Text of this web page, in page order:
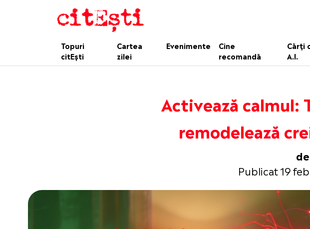
Topuri
citEști
Cartea
zilei
Evenimente
Cine
recomandă
Cărți
A.I.
Activează calmul:
remodelează
de
Publicat 19